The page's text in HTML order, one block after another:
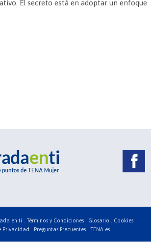
El secreto está en adoptar un enfoque
en ti . Términos y Condiciones . Glosario .
Cookies
.
Preguntas Frecuentes . TENA.es